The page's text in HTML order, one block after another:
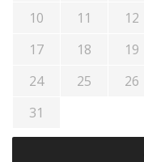
10 11 12
17
18 19
24
25 26
31